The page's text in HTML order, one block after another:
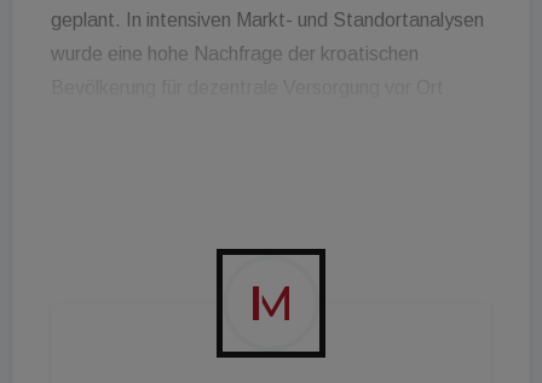
geplant. In intensiven Markt- und Standortanalysen
wurde eine hohe Nachfrage der kroatischen
Grundstücke beläuft sich auf insgesamt rund 80
Mio. Euro „Kroatien ist ein vielversprechender
Markt, der mit einer kräftigen Rückkehr des
Wirtschaftswachstums sowie einem steigenden